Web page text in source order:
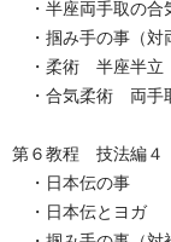
・半座両手取の合
・掴み手の事（対
・柔術 半座半立
・合気柔術 両手
第６教程 技法編４
・日本伝の事
・日本伝とヨガ